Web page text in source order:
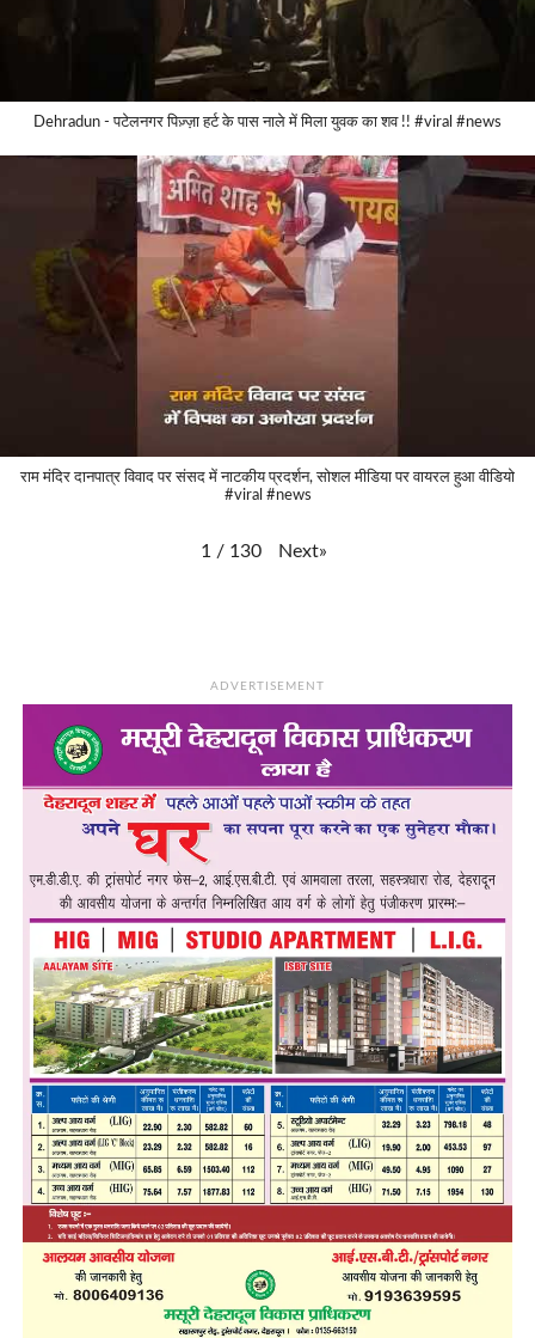
Dehradun - पटेलनगर पिज़्ज़ा हर्ट के पास नाले में मिला युवक का शव !! #viral #news
राम मंदिर दानपात्र विवाद पर संसद में नाटकीय प्रदर्शन, सोशल मीडिया पर वायरल हुआ वीडियो
#viral #news
1 / 130 Next»
ADVERTISEMENT